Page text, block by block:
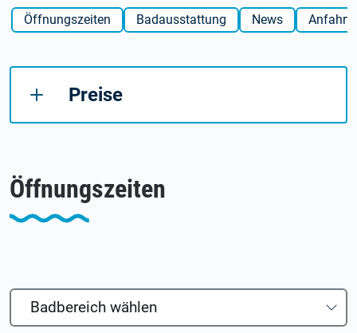
Öffnungszeiten Badausstattung News Anfahrt
Preise
Öffnungszeiten
Badbereich wählen